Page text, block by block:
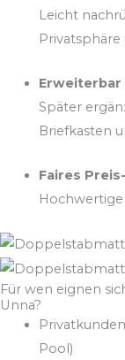
Leicht
Erweiterbar
Später
Briefkasten
Faires
Für wen eignen
Unna?
Pool)